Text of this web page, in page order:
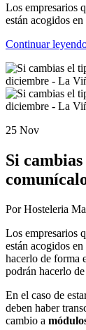
Los empresarios
están acogidos
Continuar
25 Nov
Si
Por Hosteleria
Los empresarios
están acogidos
hacerlo de forma
podrán hacerlo
En el caso de
deben haber
cambio a